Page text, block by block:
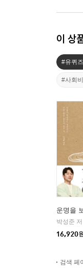
이 상
#유퀴
#사회
운명을
박성준 저
16,920
검색 페